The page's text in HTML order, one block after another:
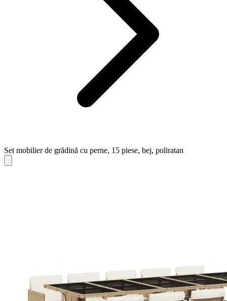
Set mobilier de grădină cu perne, 15 piese, bej, poliratan